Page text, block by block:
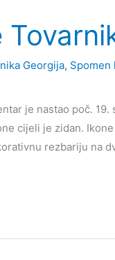
Georgija, Spomen
je nastao poč.
cijeli je zidan.
rezbariju na